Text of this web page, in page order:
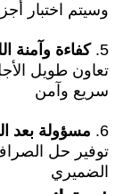
وسيتم اختبار
5. كفاءة وآمنة
تعاون طويل
سريع وآمن
6. مسؤولة بعد
توفير حل الصراف
الضميري